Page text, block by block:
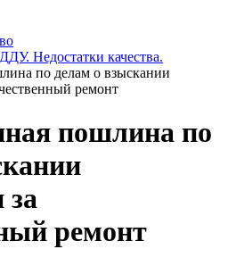
Недостатки качества.
по делам о взыскании
ремонт
пошлина по
за
ремонт